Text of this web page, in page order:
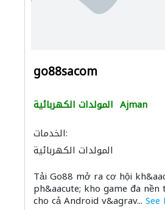
go88sacom
المولدات الكهربائية Ajman
الخدمات:
المولدات الكهربائية
Tải Go88 mở ra cơ hội
ph&aacute; kho game đa
cho cả Android v&agrav...